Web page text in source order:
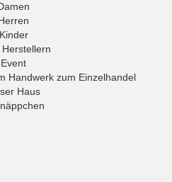
Conti
Schuh
of Eden
Ara
Mehr
Kinder
Herstellern
Event
Handwerk zum Einzelhandel
Haus